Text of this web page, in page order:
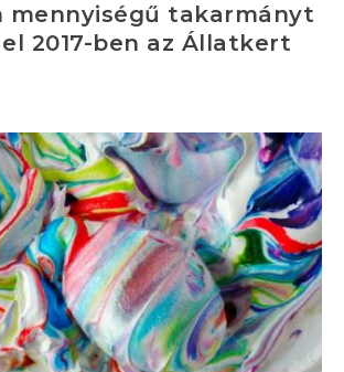
mennyiségű takarmányt
2017-ben az Állatkert